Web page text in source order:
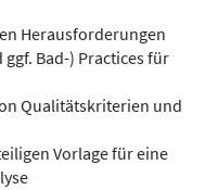
Herausforderungen
Bad-) Practices für
Qualitätskriterien und
Vorlage für eine